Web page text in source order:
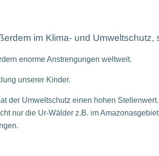
im Klima- und Umweltschutz,
enorme Anstrengungen weltweit.
unserer Kinder.
der Umweltschutz einen hohen
nur die Ur-Wälder z.B. im